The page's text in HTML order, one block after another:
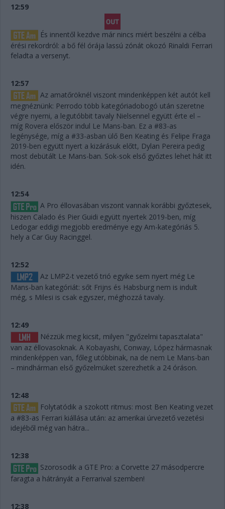
12:59
És innentől kezdve már nincs miért beszélni a célba
érési rekordról: a bő fél órája lassú zónát okozó Rinaldi Ferrari
feladta a versenyt.
12:57
Az amatőröknél viszont mindenképpen két autót kell
megnéznünk: Perrodo több kategóriadobogó után szeretne
végre nyerni, a legutóbbit tavaly Nielsennel együtt érte el –
míg Rovera először indul Le Mans-ban. Ez a #83-as
legénysége, míg a #33-asban ülő Ben Keating és Felipe Fraga
2019-ben együtt nyert a kizárásuk előtt, Dylan Pereira pedig
most debütált Le Mans-ban. Sok-sok első győztes lehet hát itt
idén.
12:54
A Pro éllovasában viszont vannak korábbi győztesek,
hiszen Calado és Pier Guidi együtt nyertek 2019-ben, míg
Ledogar eddigi megjobb eredménye egy Am-kategóriás 5.
hely a Car Guy Racinggel.
12:52
Az LMP2-t vezető trió egyike sem nyert még Le
Mans-ban kategóriát: sőt Frijns és Habsburg nem is indult
még, s Milesi is csak egyszer, méghozzá tavaly.
12:49
Nézzük meg kicsit, milyen "győzelmi tapasztalata"
van az éllovasoknak. A Kobayashi, Conway, López hármasnak
mindenképpen van, főleg utóbbinak, na de nem Le Mans-ban
– mindhárman első győzelmüket szerezhetik a 24 óráson.
12:48
Folytatódik a szokott ritmus: most Ben Keating vezet
a #83-as Ferrari kiállása után: az amerikai úrvezető vezetési
idejéből még van hátra...
12:38
Szorosodik a GTE Pro: a Corvette 27 másodpercre
faragta a hátrányát a Ferrarival szemben!
12:38